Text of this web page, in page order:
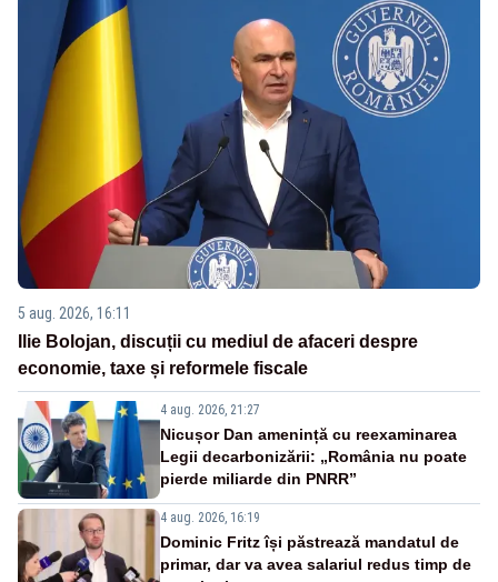
5 aug. 2026, 16:11
Ilie Bolojan, discuții cu mediul de afaceri despre
economie, taxe și reformele fiscale
4 aug. 2026, 21:27
Nicușor Dan amenință cu reexaminarea
Legii decarbonizării: „România nu poate
pierde miliarde din PNRR”
4 aug. 2026, 16:19
Dominic Fritz își păstrează mandatul de
primar, dar va avea salariul redus timp de